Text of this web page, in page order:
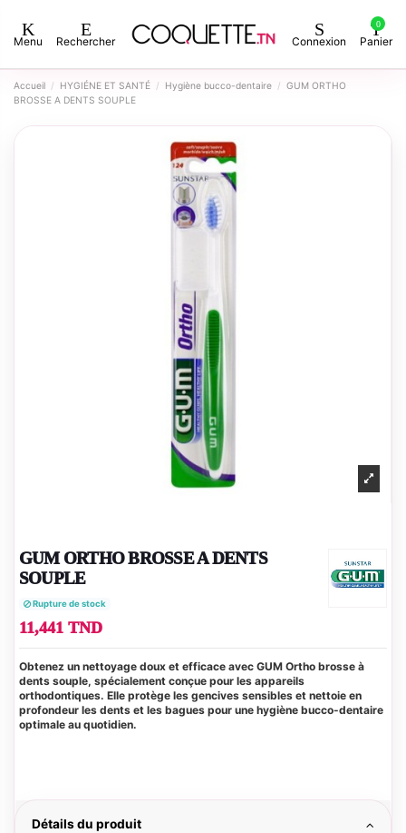
Menu Rechercher Connexion
0
Panier
Accueil HYGIÉNE ET SANTÉ Hygiène bucco-dentaire
GUM ORTHO
BROSSE A DENTS SOUPLE
GUM ORTHO BROSSE A DENTS
SOUPLE
Rupture de stock
11,441 TND
Obtenez un nettoyage doux et efficace avec GUM Ortho brosse à
dents souple, spécialement conçue pour les appareils
orthodontiques. Elle protège les gencives sensibles et nettoie en
profondeur les dents et les bagues pour une hygiène bucco-dentaire
optimale au quotidien.
Détails du produit